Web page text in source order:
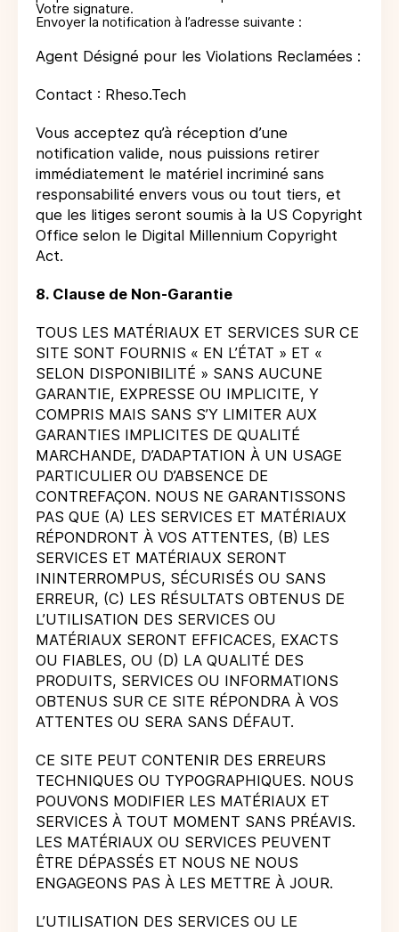
Votre signature.
Envoyer la notification à l’adresse suivante :
Agent Désigné pour les Violations Reclamées :
Contact : Rheso.Tech
Vous acceptez qu’à réception d’une
notification valide, nous puissions retirer
immédiatement le matériel incriminé sans
responsabilité envers vous ou tout tiers, et
que les litiges seront soumis à la US Copyright
Office selon le Digital Millennium Copyright
Act.
8. Clause de Non-Garantie
TOUS LES MATÉRIAUX ET SERVICES SUR CE
SITE SONT FOURNIS « EN L’ÉTAT » ET «
SELON DISPONIBILITÉ » SANS AUCUNE
GARANTIE, EXPRESSE OU IMPLICITE, Y
COMPRIS MAIS SANS S’Y LIMITER AUX
GARANTIES IMPLICITES DE QUALITÉ
MARCHANDE, D’ADAPTATION À UN USAGE
PARTICULIER OU D’ABSENCE DE
CONTREFAÇON. NOUS NE GARANTISSONS
PAS QUE (A) LES SERVICES ET MATÉRIAUX
RÉPONDRONT À VOS ATTENTES, (B) LES
SERVICES ET MATÉRIAUX SERONT
ININTERROMPUS, SÉCURISÉS OU SANS
ERREUR, (C) LES RÉSULTATS OBTENUS DE
L’UTILISATION DES SERVICES OU
MATÉRIAUX SERONT EFFICACES, EXACTS
OU FIABLES, OU (D) LA QUALITÉ DES
PRODUITS, SERVICES OU INFORMATIONS
OBTENUS SUR CE SITE RÉPONDRA À VOS
ATTENTES OU SERA SANS DÉFAUT.
CE SITE PEUT CONTENIR DES ERREURS
TECHNIQUES OU TYPOGRAPHIQUES. NOUS
POUVONS MODIFIER LES MATÉRIAUX ET
SERVICES À TOUT MOMENT SANS PRÉAVIS.
LES MATÉRIAUX OU SERVICES PEUVENT
ÊTRE DÉPASSÉS ET NOUS NE NOUS
ENGAGEONS PAS À LES METTRE À JOUR.
L’UTILISATION DES SERVICES OU LE